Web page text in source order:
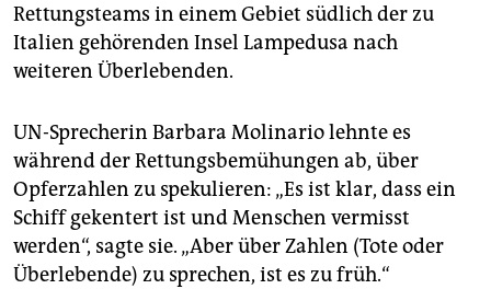
Rettungsteams in einem Gebiet südlich der zu
Italien gehörenden Insel Lampedusa nach
weiteren Überlebenden.
UN-Sprecherin Barbara Molinario lehnte es
während der Rettungsbemühungen ab, über
Opferzahlen zu spekulieren: „Es ist klar, dass ein
Schiff gekentert ist und Menschen vermisst
werden“, sagte sie. „Aber über Zahlen (Tote oder
Überlebende) zu sprechen, ist es zu früh.“